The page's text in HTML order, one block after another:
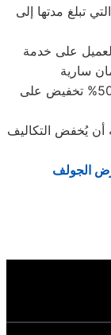
تبلغ مدتها إلى
على خدمة
وأما إذا انتهت المدة فسيأخذ العميل نحو 50% تخفيض على
أن يُخفض التكاليف
الجولف